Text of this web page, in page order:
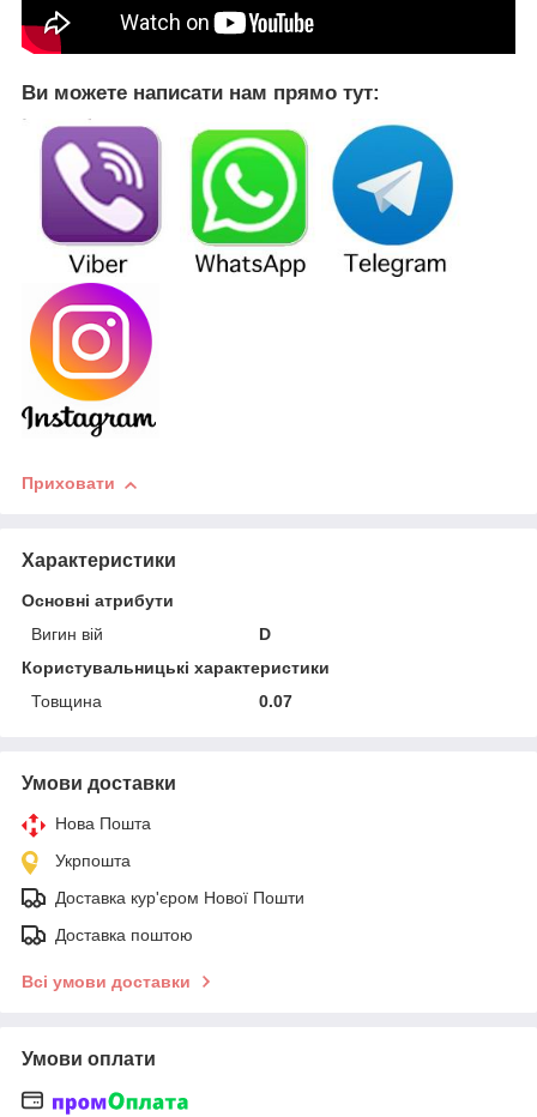
Ви можете написати нам прямо тут:
Приховати
Характеристики
Основні атрибути
Вигин вій
D
Користувальницькі характеристики
Товщина
0.07
Умови доставки
Нова Пошта
Укрпошта
Доставка кур'єром Нової Пошти
Доставка поштою
Всі умови доставки
Умови оплати